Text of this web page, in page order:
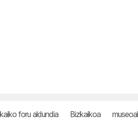
foru aldundia Bizkaikoa